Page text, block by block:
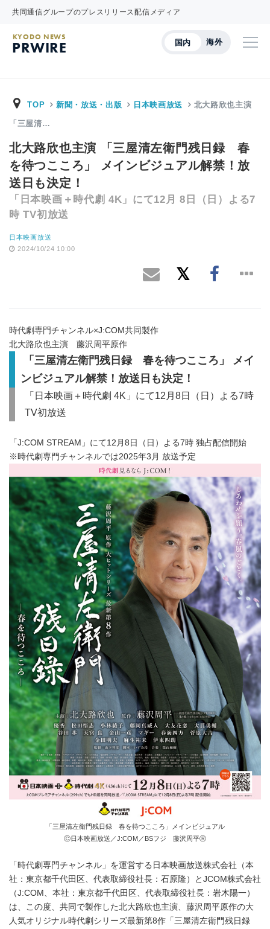
共同通信グループのプレスリリース配信メディア
国内 海外
KYODO NEWS
PRWIRE
TOP 新聞・放送・出版 日本映画放送 北大路欣也主演
「三屋清…
北大路欣也主演 「三屋清左衛門残日録 春
を待つこころ」 メインビジュアル解禁！放
送日も決定！
「日本映画＋時代劇 4K」にて12月 8日（日）よる7
時 TV初放送
日本映画放送
2024/10/24 10:00
時代劇専門チャンネル×J:COM共同製作
北大路欣也主演 藤沢周平原作
「三屋清左衛門残日録 春を待つこころ」 メイ
ンビジュアル解禁！放送日も決定！
「日本映画＋時代劇 4K」にて12月8日（日）よる7時
TV初放送
「J:COM STREAM」にて12月8日（日）よる7時 独占配信開始
※時代劇専門チャンネルでは2025年3月 放送予定
「三屋清左衛門残日録 春を待つこころ」メインビジュアル
Ⓒ日本映画放送／J:COM／BSフジ 藤沢周平Ⓡ
「時代劇専門チャンネル」を運営する日本映画放送株式会社（本
社：東京都千代田区、代表取締役社長：石原隆）とJCOM株式会社
（J:COM、本社：東京都千代田区、代表取締役社長：岩木陽一）
は、この度、共同で製作した北大路欣也主演、藤沢周平原作の大
人気オリジナル時代劇シリーズ最新第8作「三屋清左衛門残日録